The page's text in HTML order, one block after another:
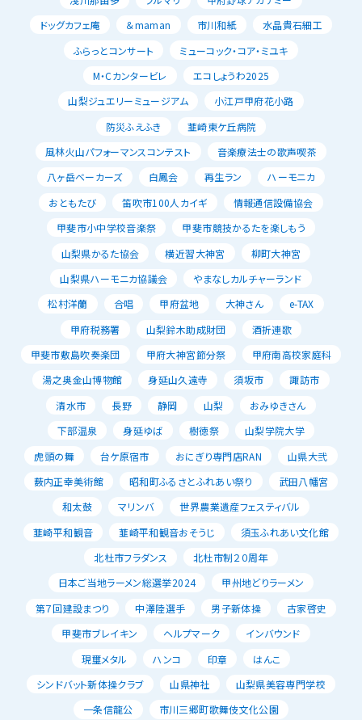
ドッグカフェ庵
＆maman 市川和紙
水晶貴石細工
ふらっとコンサート
ミューコック・コア・ミユキ
M・Cカンタービレ
エコしょうわ2025
山梨ジュエリーミュージアム
小江戸甲府花小路
防災ふえふき
韮崎東ケ丘病院
風林火山パフォーマンスコンテスト
音楽療法士の歌声喫茶
八ヶ岳ベーカーズ
白鳳会 再生ラン
ハーモニカ
おともたび
笛吹市100人カイギ
情報通信設備協会
甲斐市小中学校音楽祭
甲斐市競技かるたを楽しもう
山梨県かるた協会
横近習大神宮
柳町大神宮
山梨県ハーモニカ協議会
やまなしカルチャーランド
松村洋蘭
合唱 甲府盆地 大神さん
e-TAX
甲府税務署
山梨鈴木助成財団
酒折連歌
甲斐市敷島吹奏楽団
甲府大神宮節分祭
甲府南高校家庭科
湯之奥金山博物館
身延山久遠寺 須坂市
諏訪市
清水市
長野 静岡 山梨
おみゆきさん
下部温泉
身延ゆば 樹徳祭
山梨学院大学
虎頭の舞
台ケ原宿市 おにぎり専門店RAN
山県大弐
薮内正幸美術館
昭和町ふるさとふれあい祭り
武田八幡宮
和太鼓
マリンバ
世界農業遺産フェスティバル
韮崎平和観音
韮崎平和観音おそうじ
須玉ふれあい文化館
北杜市フラダンス
北杜市制２０周年
日本ご当地ラーメン総選挙2024
甲州地どりラーメン
第７回建設まつり
中澤陸選手 男子新体操
古家啓史
甲斐市ブレイキン
ヘルプマーク
インバウンド
現璽メタル
ハンコ 印章
はんこ
シンドバット新体操クラブ
山県神社
山梨県美容専門学校
一条信龍公
市川三郷町歌舞伎文化公園